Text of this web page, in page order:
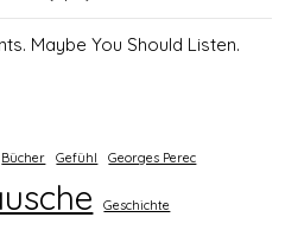
Maybe You Should Listen.
Bücher Gefühl Georges Perec
Geschichte